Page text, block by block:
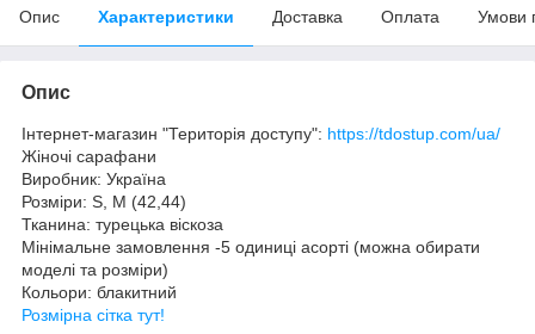
Опис Характеристики Доставка Оплата Умови
Опис
Інтернет-магазин "Територія доступу": https://tdostup.com/ua/
Жіночі сарафани
Виробник: Україна
Розміри: S, M (42,44)
Тканина: турецька віскоза
Мінімальне замовлення -5 одиниці асорті (можна обирати
моделі та розміри)
Кольори: блакитний
Розмірна сітка тут!